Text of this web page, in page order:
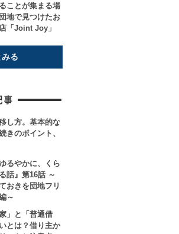
ことが集まる場
地で見つけたお
「Joint Joy」
る
し方。基本的な
きのポイント、
るやかに、くら
話』第16話 ～
おきを団地フリ
～
」と「普通借
とは？借り主か